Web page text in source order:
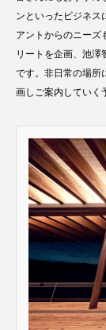
ンといったビジネス
アントからのニーズ
リートを企画、池澤
です。非日常の場所
画しご案内していく